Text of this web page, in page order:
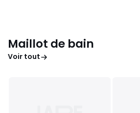
Maillot de bain
Voir tout